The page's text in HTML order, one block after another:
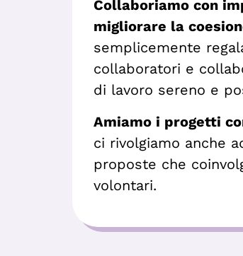
Collaboriamo con
migliorare la
semplicemente
collaboratori e
di lavoro sereno e
Amiamo i progetti
ci rivolgiamo anche
proposte che
volontari.